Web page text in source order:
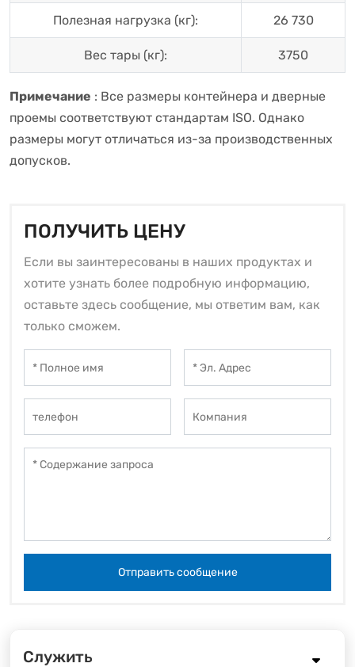
Полезная нагрузка (кг): 26 730
Вес тары (кг): 3750
Примечание : Все размеры контейнера и дверные
проемы соответствуют стандартам ISO. Однако
размеры могут отличаться из-за производственных
допусков.
ПОЛУЧИТЬ ЦЕНУ
Если вы заинтересованы в наших продуктах и
хотите узнать более подробную информацию,
оставьте здесь сообщение, мы ответим вам, как
только сможем.
Отправить сообщение
Служить